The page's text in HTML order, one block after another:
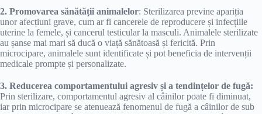
2. Promovarea sănătății animalelor: Sterilizarea previne apariția
unor afecțiuni grave, cum ar fi cancerele de reproducere și infecțiile
uterine la femele, și cancerul testicular la masculi. Animalele sterilizate
au șanse mai mari să ducă o viață sănătoasă și fericită. Prin
microcipare, animalele sunt identificate și pot beneficia de intervenții
medicale prompte și personalizate.
3. Reducerea comportamentului agresiv și a tendințelor de fugă:
Prin sterilizare, comportamentul agresiv al câinilor poate fi diminuat,
iar prin microcipare se atenuează fenomenul de fugă a câinilor de sub